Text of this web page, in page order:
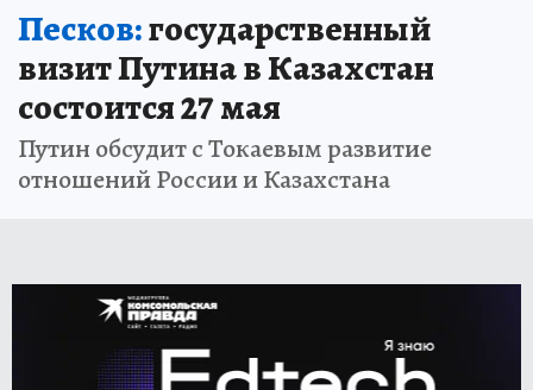
Песков:государственный
визит Путина в Казахстан
состоится 27 мая
Путин обсудит с Токаевым развитие
отношений России и Казахстана